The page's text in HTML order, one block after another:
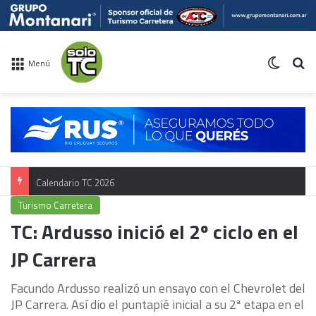
Menú
Calendario TC 2026
Turismo Carretera
TC: Ardusso inició el 2º ciclo en el
JP Carrera
Facundo Ardusso realizó un ensayo con el Chevrolet del
JP Carrera. Así dio el puntapié inicial a su 2ª etapa en el